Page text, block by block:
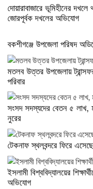
দোয়ারাবাজারে ভূমিহীনের দখলে
জোরপূর্বক দখলের অভিযোগ
বকশীগঞ্জে উপজেলা পরিষদ
মতলব উত্তর উপজেলায়
পরিবার
সংসদ সদস্যদের বেতন ৫ লাখ,
নুরের
টেকনাফ স্থলবন্দরে ফিরে
ইসলামী বিশ্ববিদ্যালয়ের
অভিযোগ